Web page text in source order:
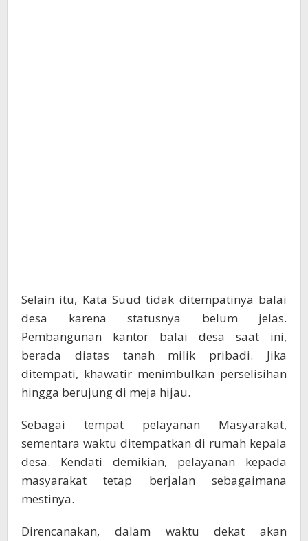
Selain itu, Kata Suud tidak ditempatinya balai
desa karena statusnya belum jelas.
Pembangunan kantor balai desa saat ini,
berada diatas tanah milik pribadi. Jika
ditempati, khawatir menimbulkan perselisihan
hingga berujung di meja hijau.
Sebagai tempat pelayanan Masyarakat,
sementara waktu ditempatkan di rumah kepala
desa. Kendati demikian, pelayanan kepada
masyarakat tetap berjalan sebagaimana
mestinya.
Direncanakan, dalam waktu dekat akan